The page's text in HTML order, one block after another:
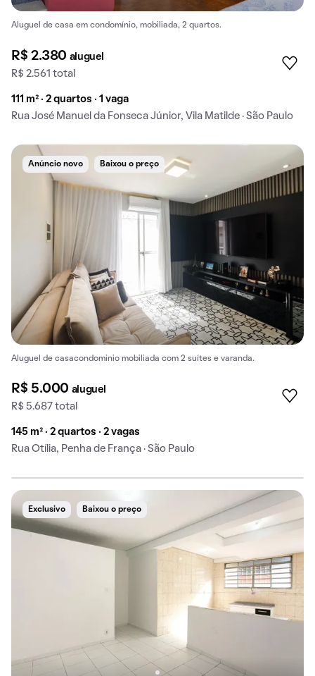
Aluguel de casa em condomínio, mobiliada, 2 quartos.
R$ 2.380 aluguel
R$ 2.561 total
111 m² · 2 quartos · 1 vaga
Rua José Manuel da Fonseca Júnior, Vila Matilde · São Paulo
Anúncio novo Baixou o preço
Aluguel de casacondominio mobiliada com 2 suítes e varanda.
R$ 5.000 aluguel
R$ 5.687 total
145 m² · 2 quartos · 2 vagas
Rua Otília, Penha de França · São Paulo
Exclusivo Baixou o preço